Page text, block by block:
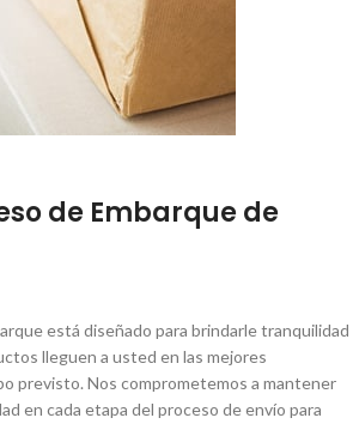
de Embarque de
está diseñado para brindarle tranquilidad
lleguen a usted en las mejores
previsto. Nos comprometemos a mantener
en cada etapa del proceso de envío para